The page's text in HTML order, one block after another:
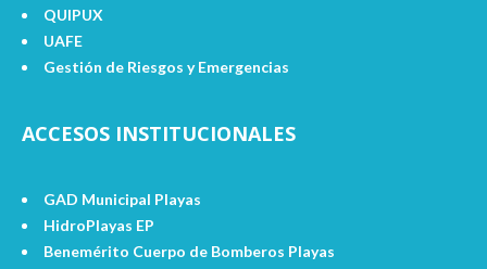
QUIPUX
UAFE
Gestión de Riesgos y Emergencias
ACCESOS INSTITUCIONALES
GAD Municipal Playas
HidroPlayas EP
Benemérito Cuerpo de Bomberos Playas